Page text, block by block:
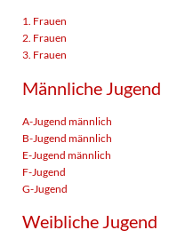
1. Frauen
2. Frauen
3. Frauen
Männliche Jugend
A-Jugend männlich
B-Jugend männlich
E-Jugend männlich
F-Jugend
G-Jugend
Weibliche Jugend